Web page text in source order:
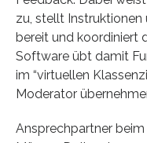
zu, stellt
bereit und koordiniert
Software übt damit
im “virtuellen
Moderator
Ansprechpartner beim